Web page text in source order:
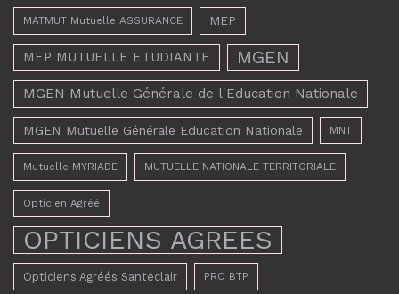
MATMUT Mutuelle ASSURANCE MEP
MEP MUTUELLE ETUDIANTE MGEN
MGEN Mutuelle Générale de l'Education Nationale
MGEN Mutuelle Générale Education Nationale MNT
Mutuelle MYRIADE MUTUELLE NATIONALE TERRITORIALE
Opticien Agréé
OPTICIENS AGREES
Opticiens Agréés Santéclair PRO BTP